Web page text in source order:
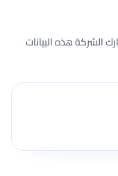
الشركة هذه البيانات